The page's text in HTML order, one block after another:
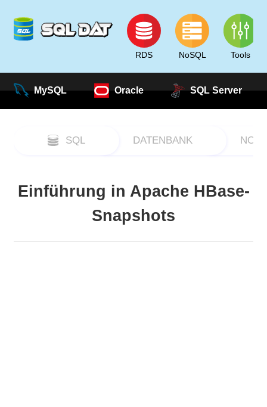
RDS NoSQL Tools
MySQL Oracle SQL Server
SQL DATENBANK
Einführung in Apache HBase-
Snapshots